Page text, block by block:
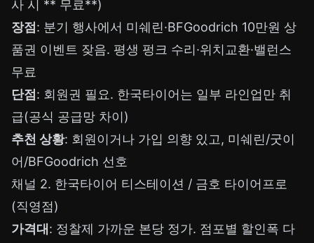
사 시 ** 무료**)
장점 : 분기 행사에서 미쉐린·BFGoodrich 10만원 상
품권 이벤트 잦음. 평생 펑크 수리·위치교환·밸런스
무료
단점 : 회원권 필요. 한국타이어는 일부 라인업만 취
급(공식 공급망 차이)
추천 상황: 회원이거나 가입 의향 있고, 미쉐린/굿이
어/BFGoodrich 선호
채널 2. 한국타이어 티스테이션 / 금호 타이어프로
(직영점)
가격대 : 정찰제 가까운 본당 정가. 점포별 할인폭 다